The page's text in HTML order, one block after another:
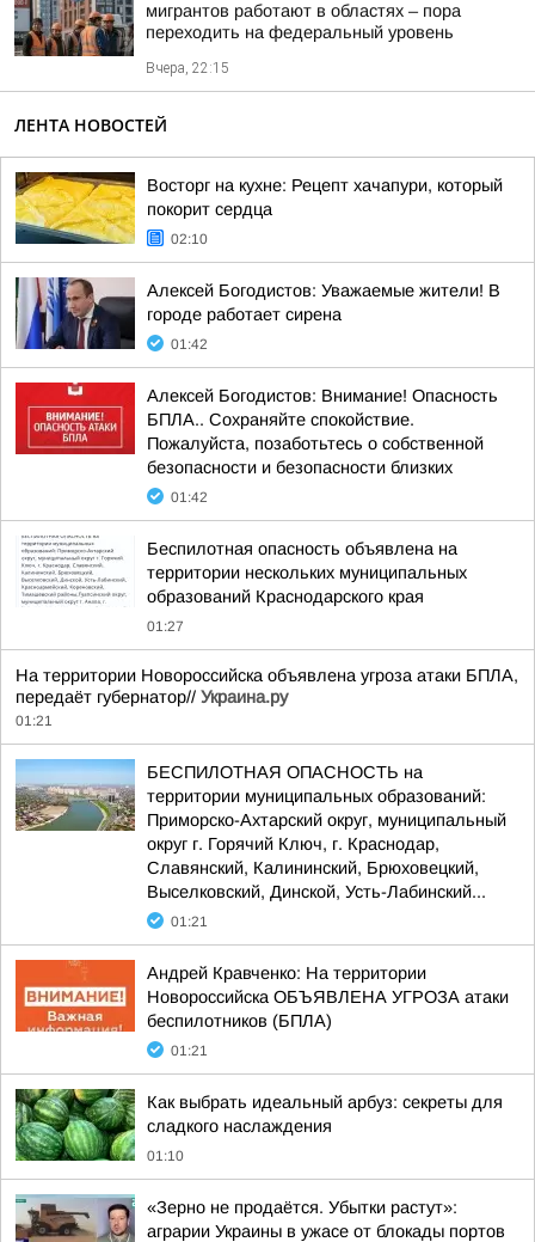
мигрантов работают в областях – пора
переходить на федеральный уровень
Вчера, 22:15
ЛЕНТА НОВОСТЕЙ
Восторг на кухне: Рецепт хачапури, который
покорит сердца
02:10
Алексей Богодистов: Уважаемые жители! В
городе работает сирена
01:42
Алексей Богодистов: Внимание! Опасность
БПЛА.. Сохраняйте спокойствие.
Пожалуйста, позаботьтесь о собственной
безопасности и безопасности близких
01:42
Беспилотная опасность объявлена на
территории нескольких муниципальных
образований Краснодарского края
01:27
На территории Новороссийска объявлена угроза атаки БПЛА,
передаёт губернатор// Украина.ру
01:21
БЕСПИЛОТНАЯ ОПАСНОСТЬ на
территории муниципальных образований:
Приморско-Ахтарский округ, муниципальный
округ г. Горячий Ключ, г. Краснодар,
Славянский, Калининский, Брюховецкий,
Выселковский, Динской, Усть-Лабинский...
01:21
Андрей Кравченко: На территории
Новороссийска ОБЪЯВЛЕНА УГРОЗА атаки
беспилотников (БПЛА)
01:21
Как выбрать идеальный арбуз: секреты для
сладкого наслаждения
01:10
«Зерно не продаётся. Убытки растут»:
аграрии Украины в ужасе от блокады портов